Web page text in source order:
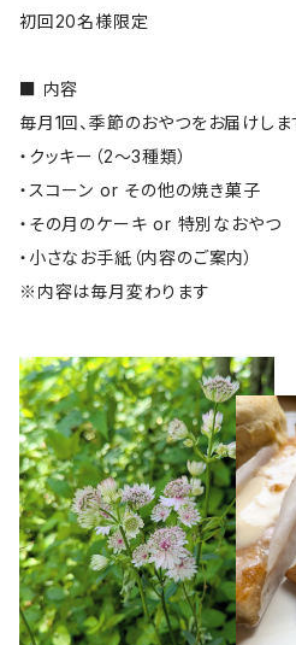
初回20名様限定
■ 内容
毎月1回、季節のおやつをお届けしま
・クッキー（2〜3種類）
・スコーン or その他の焼き菓子
・その月のケーキ or 特別なおやつ
・小さなお手紙（内容のご案内）
※内容は毎月変わります